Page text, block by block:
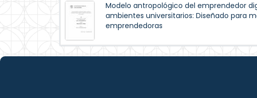
Modelo antropológico del emprendedor
ambientes universitarios: Diseñado para
emprendedoras